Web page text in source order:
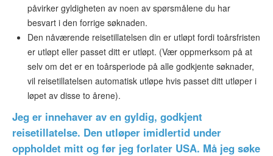
påvirker gyldigheten av noen av spørsmålene du har
besvart i den forrige søknaden.
Den nåværende reisetillatelsen din er utløpt fordi toårsfristen
er utløpt eller passet ditt er utløpt. (Vær oppmerksom på at
selv om det er en toårsperiode på alle godkjente søknader,
vil reisetillatelsen automatisk utløpe hvis passet ditt utløper i
løpet av disse to årene).
Jeg er innehaver av en gyldig, godkjent
reisetillatelse. Den utløper imidlertid under
oppholdet mitt og før jeg forlater USA. Må jeg søke